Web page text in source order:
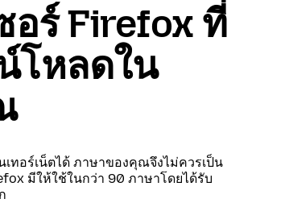
อร์ Firefox ที่
โหลดใน
เทอร์เน็ตได้ ภาษาของคุณจึงไม่ควรเป็น
มีให้ใช้ในกว่า 90 ภาษาโดยได้รับ